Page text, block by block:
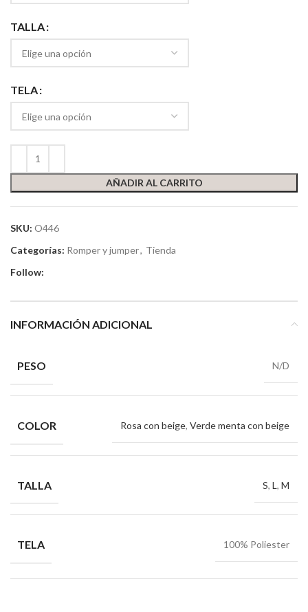
TALLA
TELA
AÑADIR AL CARRITO
SKU: O446
Categorías: Romper y jumper, Tienda
Follow:
INFORMACIÓN ADICIONAL
PESO N/D
COLOR Rosa con beige, Verde menta con beige
TALLA S, L , M
TELA 100% Poliester